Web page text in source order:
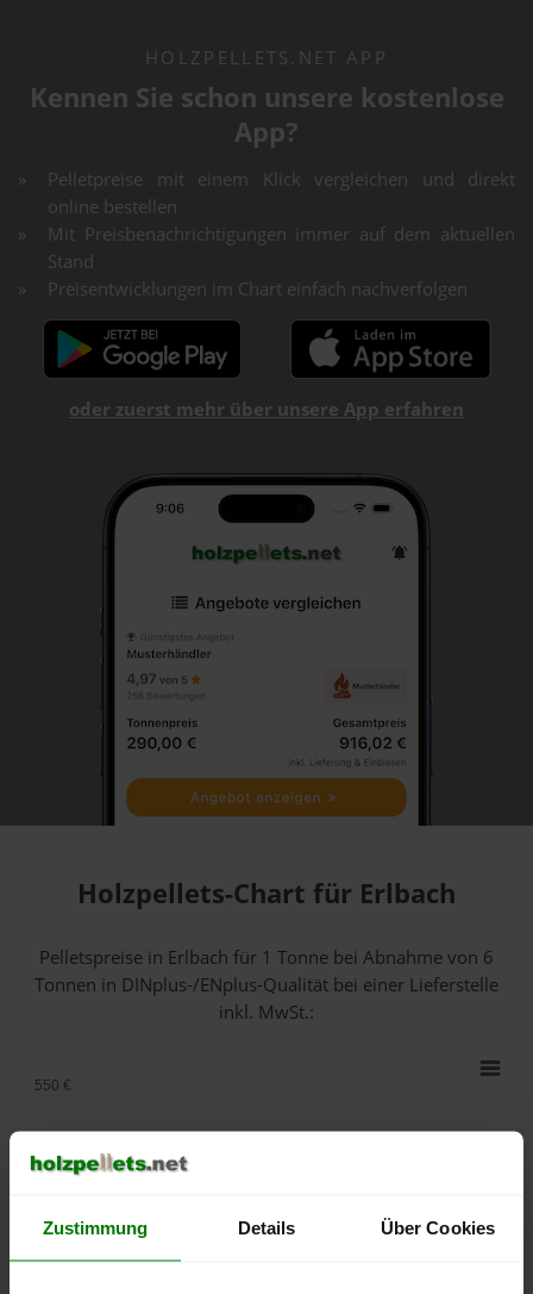
Zustimmung Details Über Cookies
HOLZPELLETS.NET APP
Kennen Sie schon unsere kostenlose
App?
Pelletpreise mit einem Klick vergleichen und direkt
online bestellen
Mit Preisbenachrichtigungen immer auf dem aktuellen
Stand
Preisentwicklungen im Chart einfach nachverfolgen
oder zuerst mehr über unsere App erfahren
Holzpellets-Chart für Erlbach
Pelletspreise in Erlbach für 1 Tonne bei Abnahmevon 6
Tonnen in DINplus-/ENplus-Qualität bei einer Lieferstelle
inkl. MwSt.:
550 €